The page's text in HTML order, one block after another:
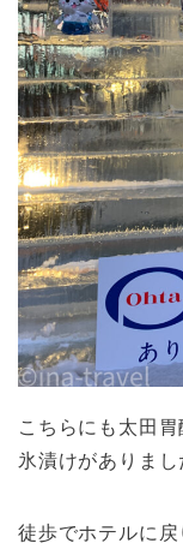
こちらにも太田
氷漬けがありまし
徒歩でホテルに戻